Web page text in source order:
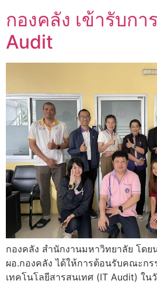
กองคลัง เข้ารับกา
Audit
กองคลัง สำนักงานมหาวิทยาลัย โด
ผอ.กองคลัง ได้ให้การต้อนรับคณะก
เทคโนโลยีสารสนเทศ (IT Audit) ใ